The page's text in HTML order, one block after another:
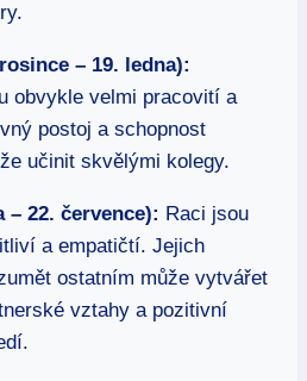
– 19. ledna):
obvykle velmi pracovití a
postoj a schopnost
‍učinit‌ skvělými kolegy.
– 22. července): Raci jsou
a empatičtí. Jejich
ostatním‍ může vytvářet
vztahy a⁣ pozitivní